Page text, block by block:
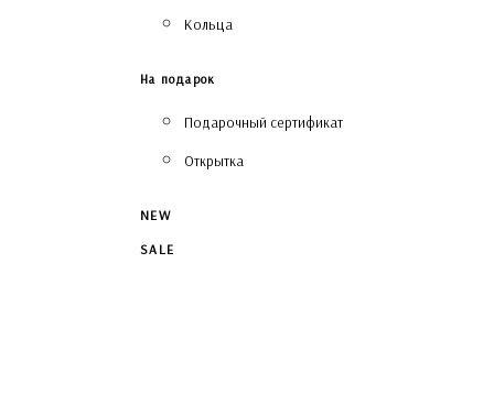
Кольца
На подарок
Подарочный сертификат
Открытка
NEW
SALE